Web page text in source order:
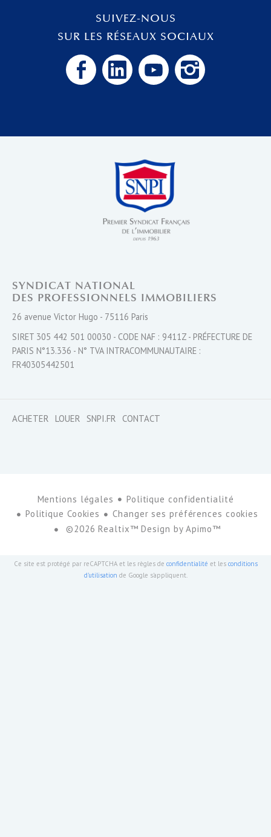
SYNDICAT NATIONAL
DES PROFESSIONNELS IMMOBILIERS
26 avenue Victor Hugo - 75116 Paris
SIRET 305 442 501 00030 - CODE NAF : 9411Z - PRÉFECTURE DE
PARIS N°13.336 - N° TVA INTRACOMMUNAUTAIRE :
FR40305442501
ACHETER LOUER SNPI.FR CONTACT
SUIVEZ-NOUS
SUR LES RÉSEAUX SOCIAUX
Mentions légales
Politique confidentialité
Politique Cookies
Changer ses préférences cookies
©2026 Realtix™ Design byApimo™
Ce site est protégé par reCAPTCHA et les règles de confidentialité et les conditions
d'utilisation de Google s'appliquent.